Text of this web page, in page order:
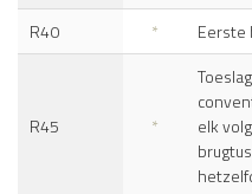
R40 * Eerste
R45 *
elk